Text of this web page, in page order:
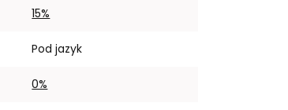
15%
Pod jazyk
0%